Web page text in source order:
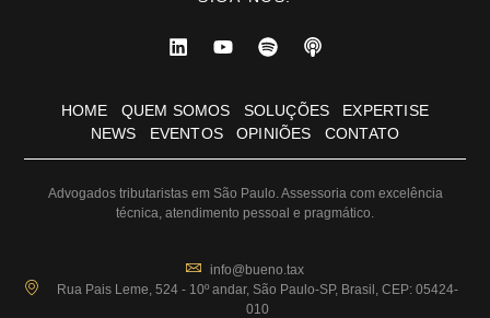
HOME QUEM SOMOS SOLUÇÕES
EXPERTISE
NEWS
EVENTOS OPINIÕES CONTATO
Advogados tributaristas em São Paulo. Assessoria com excelência
técnica, atendimento pessoal e pragmático.
info@bueno.tax
Rua Pais Leme, 524 - 10º andar, São Paulo-SP, Brasil, CEP: 05424-
010